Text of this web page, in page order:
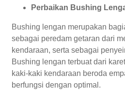
Perbaikan Bushing
Bushing lengan merupakan
sebagai peredam getaran dari
kendaraan, serta sebagai
Bushing lengan terbuat dari
kaki-kaki kendaraan beroda
berfungsi dengan optimal.